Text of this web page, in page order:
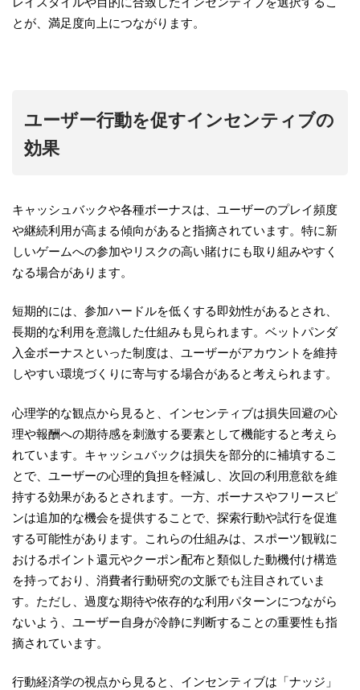
とが、満足度向上につながります。
ユーザー行動を促すインセンティブの
効果
キャッシュバックや各種ボーナスは、ユーザーのプレイ頻度
や継続利用が高まる傾向があると指摘されています。特に新
しいゲームへの参加やリスクの高い賭けにも取り組みやすく
なる場合があります。
短期的には、参加ハードルを低くする即効性があるとされ、
長期的な利用を意識した仕組みも見られます。ベットパンダ
入金ボーナスといった制度は、ユーザーがアカウントを維持
しやすい環境づくりに寄与する場合があると考えられます。
心理学的な観点から見ると、インセンティブは損失回避の心
理や報酬への期待感を刺激する要素として機能すると考えら
れています。キャッシュバックは損失を部分的に補填するこ
とで、ユーザーの心理的負担を軽減し、次回の利用意欲を維
持する効果があるとされます。一方、ボーナスやフリースピ
ンは追加的な機会を提供することで、探索行動や試行を促進
する可能性があります。これらの仕組みは、スポーツ観戦に
おけるポイント還元やクーポン配布と類似した動機付け構造
を持っており、消費者行動研究の文脈でも注目されていま
す。ただし、過度な期待や依存的な利用パターンにつながら
ないよう、ユーザー自身が冷静に判断することの重要性も指
摘されています。
行動経済学の視点から見ると、インセンティブは「ナッジ」